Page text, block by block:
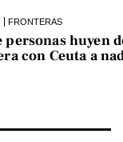
FRONTERAS
personas huyen
con Ceuta a